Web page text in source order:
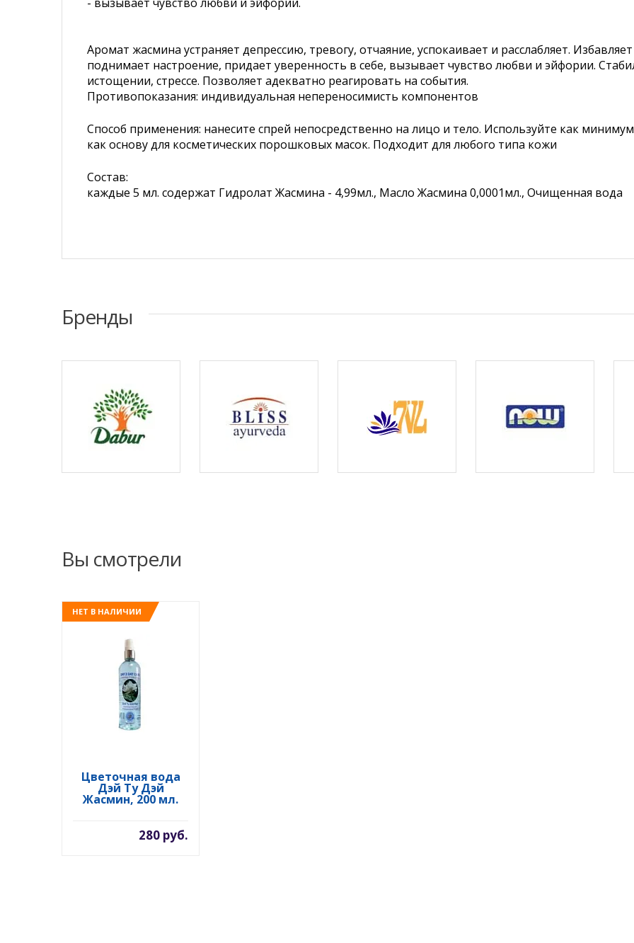
Аромат жасмина устраняет депрессию, тревогу, отчаяние, успокаивает и расслабляет.
поднимает настроение, придает уверенность в себе, вызывает чувство любви и эйфории.
истощении, стрессе. Позволяет адекватно реагировать на события.
Противопоказания: индивидуальная непереносимисть компонентов
Способ применения: нанесите спрей непосредственно на лицо и тело. Используйте как
как основу для косметических порошковых масок. Подходит для любого типа кожи
Состав:
каждые 5 мл. содержат Гидролат Жасмина - 4,99мл., Масло Жасмина 0,0001мл., Очищенная вода
Бренды
Вы смотрели
НЕТ В НАЛИЧИИ
Цветочная вода
Дэй Ту Дэй
Жасмин, 200 мл.
280 руб.